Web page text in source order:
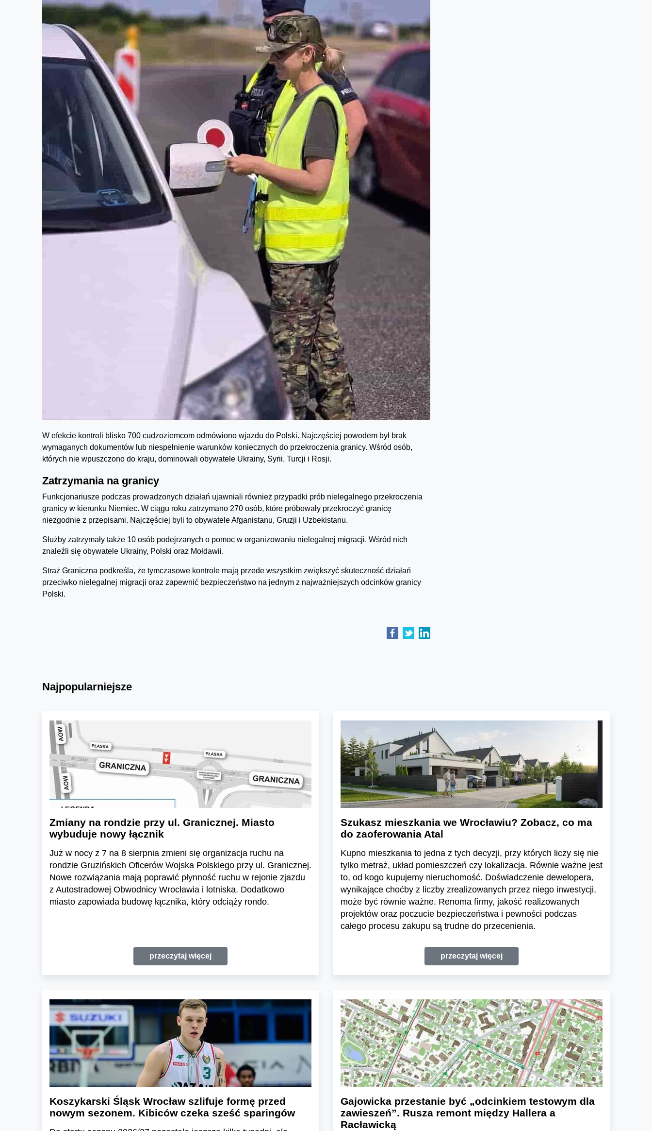
W efekcie kontroli blisko 700 cudzoziemcom odmówiono wjazdu do Polski. Najczęściej powodem był brak
wymaganych dokumentów lub niespełnienie warunków koniecznych do przekroczenia granicy. Wśród osób,
których nie wpuszczono do kraju, dominowali obywatele Ukrainy, Syrii, Turcji i Rosji.
Zatrzymania na granicy
Funkcjonariusze podczas prowadzonych działań ujawniali również przypadki prób nielegalnego przekroczenia
granicy w kierunku Niemiec. W ciągu roku zatrzymano 270 osób, które próbowały przekroczyć granicę
niezgodnie z przepisami. Najczęściej byli to obywatele Afganistanu, Gruzji i Uzbekistanu.
Służby zatrzymały także 10 osób podejrzanych o pomoc w organizowaniu nielegalnej migracji. Wśród nich
znaleźli się obywatele Ukrainy, Polski oraz Mołdawii.
Straż Graniczna podkreśla, że tymczasowe kontrole mają przede wszystkim zwiększyć skuteczność działań
przeciwko nielegalnej migracji oraz zapewnić bezpieczeństwo na jednym z najważniejszych odcinków granicy
Polski.
Najpopularniejsze
Zmiany na rondzie przy ul. Granicznej. Miasto
wybuduje nowy łącznik
Już w nocy z 7 na 8 sierpnia zmieni się organizacja ruchu na
rondzie Gruzińskich Oficerów Wojska Polskiego przy ul. Granicznej.
Nowe rozwiązania mają poprawić płynność ruchu w rejonie zjazdu
z Autostradowej Obwodnicy Wrocławia i lotniska. Dodatkowo
miasto zapowiada budowę łącznika, który odciąży rondo.
przeczytaj więcej
Szukasz mieszkania we Wrocławiu? Zobacz, co ma
do zaoferowania Atal
Kupno mieszkania to jedna z tych decyzji, przy których liczy się nie
tylko metraż, układ pomieszczeń czy lokalizacja. Równie ważne jest
to, od kogo kupujemy nieruchomość. Doświadczenie dewelopera,
wynikające choćby z liczby zrealizowanych przez niego inwestycji,
może być równie ważne. Renoma firmy, jakość realizowanych
projektów oraz poczucie bezpieczeństwa i pewności podczas
całego procesu zakupu są trudne do przecenienia.
przeczytaj więcej
Koszykarski Śląsk Wrocław szlifuje formę przed
nowym sezonem. Kibiców czeka sześć sparingów
Gajowicka przestanie być „odcinkiem testowym dla
zawieszeń”. Rusza remont między Hallera a
Racławicką